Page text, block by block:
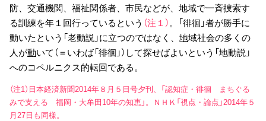
防、交通機関、福祉関係者、市民などが、地域で一斉捜索す
る訓練を年１回行っているという （注１）。「徘徊」者が勝手に
動いたという「老動説」に立つのではなく、 地域社会の多くの
人が動いて（＝いわば「徘徊」）して探せばよいという「地動説」
へのコペルニクス的転回である。
（注1）日本経済新聞2014年８月５日号夕刊、「認知症・徘徊 まちぐる
みで支える 福岡・大牟田10年の知恵」。ＮＨＫ「視点・論点」2014年５
月27日も同様。